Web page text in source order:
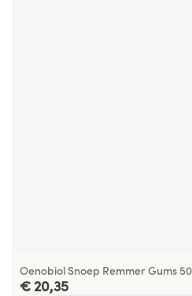
Oenobiol Snoep Remmer Gums 50
€ 20,35